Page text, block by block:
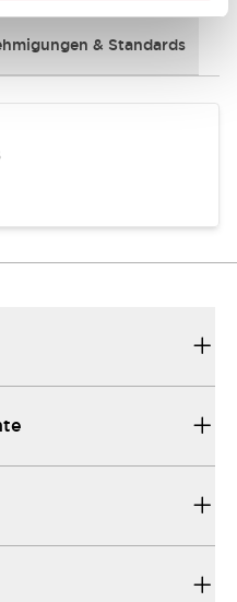
& Standards